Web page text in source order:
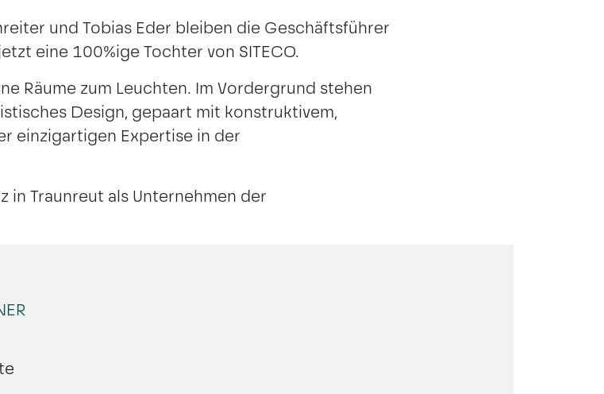
und Tobias Eder bleiben die Geschäftsführer
eine 100%ige Tochter von SITECO.
Räume zum Leuchten. Im Vordergrund stehen
Design, gepaart mit konstruktivem,
einzigartigen Expertise in der
in Traunreut als Unternehmen der